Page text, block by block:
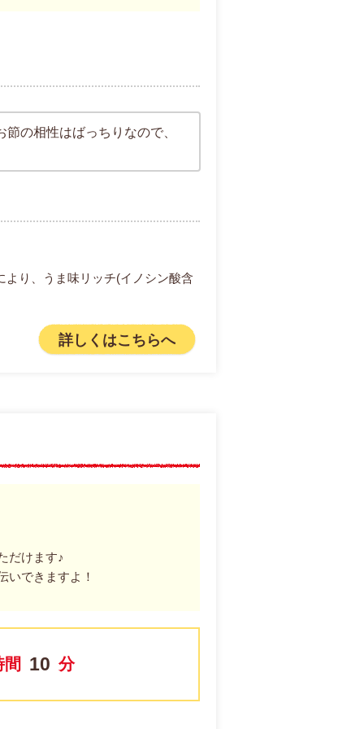
の相性はばっちりなので、
り、うま味リッチ(イノシン酸含
詳しくはこちらへ
だけます♪
いできますよ！
10 分